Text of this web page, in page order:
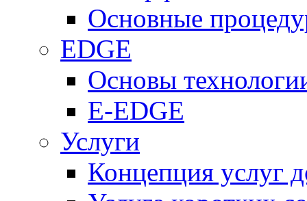
Основные
EDGE
Основы
E-EDGE
Услуги
Концепция услуг